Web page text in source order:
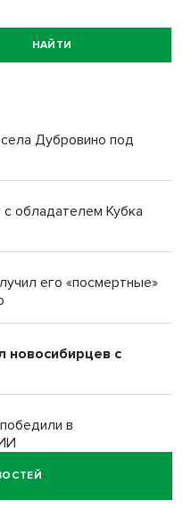
НАЙТИ
Дубровино под
обладателем Кубка
его «посмертные»
новосибирцев с
в